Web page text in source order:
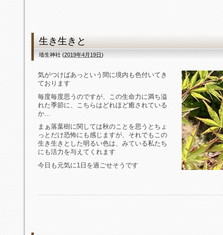
生き生きと
埴生神社(2019年4月19日)
気がつけばあっという間に境内も色付いてき
ております
毎度毎度思うのですが、この生命力に満ち溢
れた季節に、こちらはどれほど癒されている
か...
まぁ落葉樹に関しては秋のことを思うとちょ
っとだけ恐怖にも感じますが、それでもこの
生き生きとした明るい色は、みている私たち
にも活力を与えてくれます
今日も元気に1日を過ごせそうです